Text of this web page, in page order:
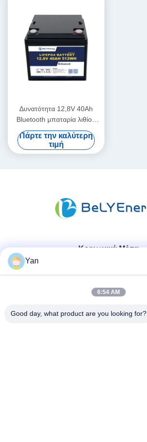
Δυνατότητα 12,8V 40Ah
Bluetooth μπαταρία λιθίου
IP65 Προστασία
περιβλήματος 512Wh
ενέργεια
Πάρτε την καλύτερη
τιμή
Κοινωνικά Μέσα
Γρήγορη επικοινωνία
Τηλ.:
Yan
6:54 AM
Good day, what product are you looking for?